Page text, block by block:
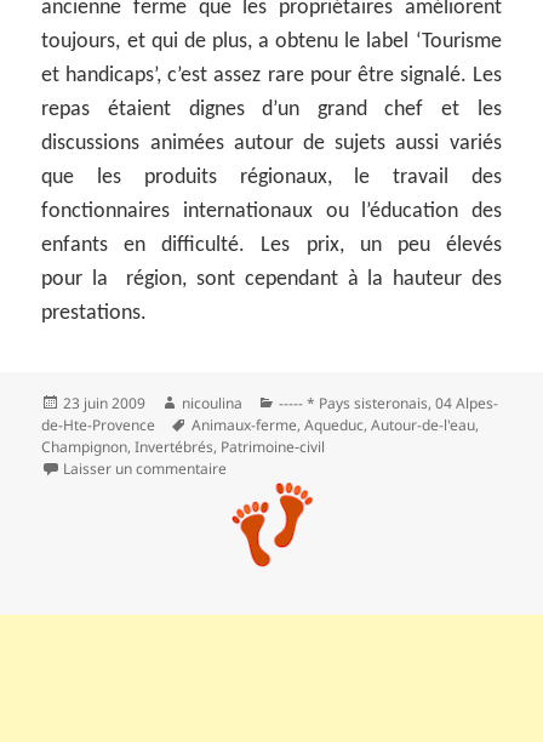
ancienne ferme que les propriétaires améliorent
toujours, et qui de plus, a obtenu le label ‘Tourisme
et handicaps’, c’est assez rare pour être signalé. Les
repas étaient dignes d’un grand chef et les
discussions animées autour de sujets aussi variés
que les produits régionaux, le travail des
fonctionnaires internationaux ou l’éducation des
enfants en difficulté. Les prix, un peu élevés
pour la région, sont cependant à la hauteur des
prestations.
Publié
le
23 juin 2009 Auteur
nicoulina Catégories
----- * Pays sisteronais,04 Alpes-
de-Hte-Provence
Mots-
clés
Animaux-ferme,Aqueduc,Autour-de-l'eau,
Champignon,Invertébrés, Patrimoine‑civil
Laisser un commentaire